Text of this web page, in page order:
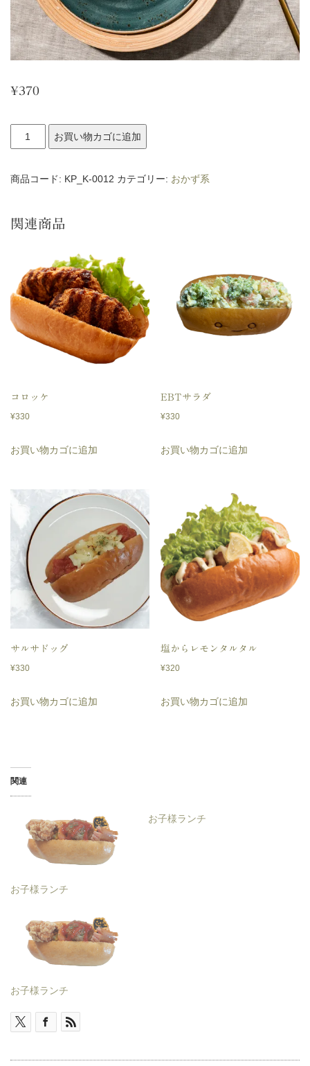
¥370
様
ン
お買い物カゴに追加
商品コード: KP_K-0012 カテゴリー: おかず系
関連商品
コロッケ
¥330
お買い物カゴに追加
EBTサラダ
¥330
お買い物カゴに追加
サルサドッグ
¥330
お買い物カゴに追加
塩からレモンタルタル
¥320
お買い物カゴに追加
関連
お子様ランチ
お子様ランチ
お子様ランチ